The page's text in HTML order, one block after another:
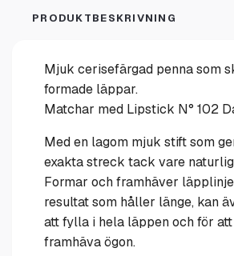
PRODUKTBESKRIVNING
Mjuk cerisefärgad penna som
formade läppar.
Matchar med Lipstick N° 102
Med en lagom mjuk stift som
exakta streck tack vare
Formar och framhäver
resultat som håller länge, kan
att fylla i hela läppen och för
framhäva ögon.